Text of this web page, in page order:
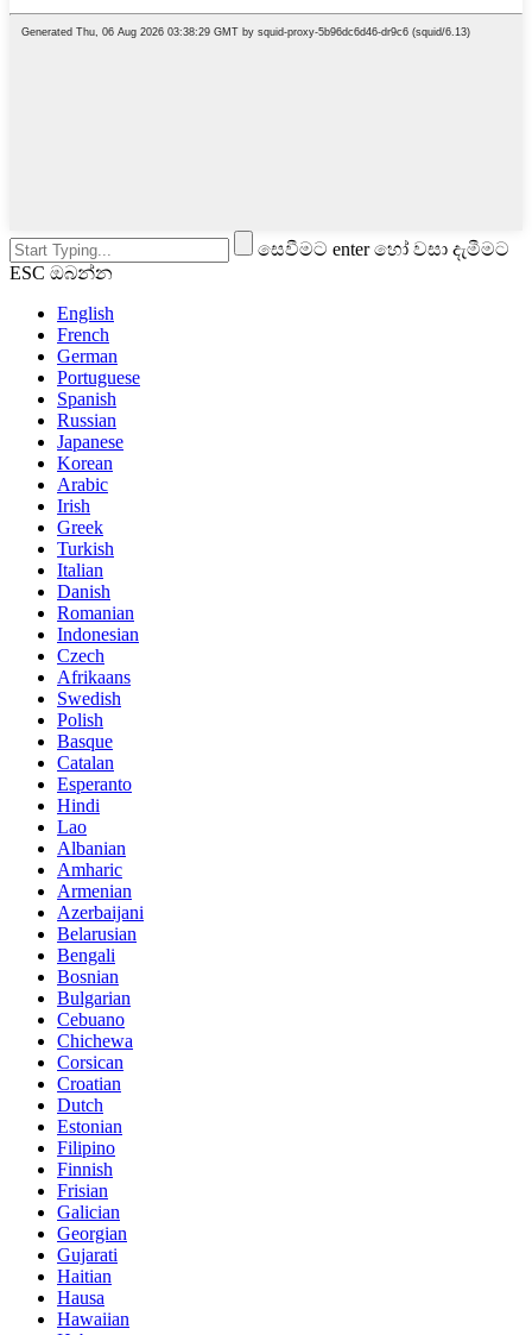
සෙවීමට enter හෝ වසා දැමීමට
ESC ඔබන්න
English
French
German
Portuguese
Spanish
Russian
Japanese
Korean
Arabic
Irish
Greek
Turkish
Italian
Danish
Romanian
Indonesian
Czech
Afrikaans
Swedish
Polish
Basque
Catalan
Esperanto
Hindi
Lao
Albanian
Amharic
Armenian
Azerbaijani
Belarusian
Bengali
Bosnian
Bulgarian
Cebuano
Chichewa
Corsican
Croatian
Dutch
Estonian
Filipino
Finnish
Frisian
Galician
Georgian
Gujarati
Haitian
Hausa
Hawaiian